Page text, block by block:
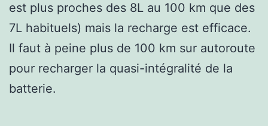
est plus proches des 8L au 100 km que des
7L habituels) mais la recharge est efficace.
Il faut à peine plus de 100 km sur autoroute
pour recharger la quasi-intégralité de la
batterie.